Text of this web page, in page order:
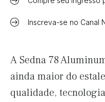
Inscreva-se no Canal
A Sedna 78
ainda maior do
qualidade,